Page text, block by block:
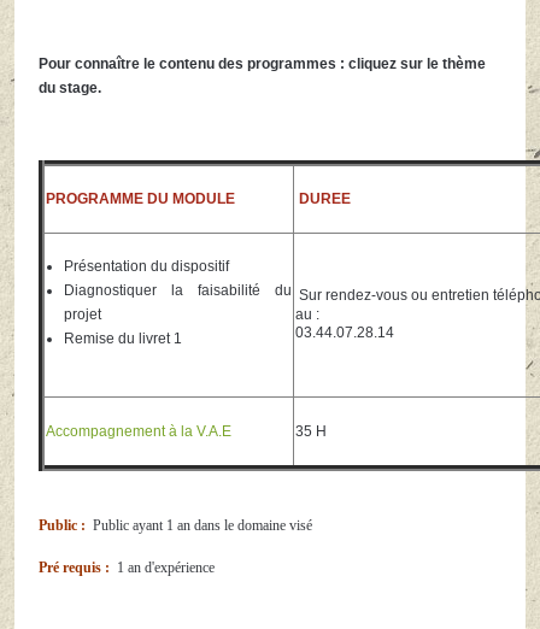
Pour connaître le contenu des programmes : cliquez sur le thème
du stage.
PROGRAMME DU MODULE DUREE
Présentation du dispositif
Diagnostiquer la faisabilité du
projet
Remise du livret 1
Sur rendez-vous ou entretien
au :
03.44.07.28.14
Accompagnement à la V.A.E 35 H
Public : Public ayant 1 an dans le domaine visé
Pré requis : 1 an d'expérience